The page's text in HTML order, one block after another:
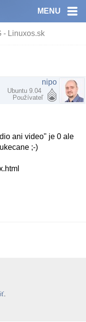
MENU
- Linuxos.sk
nipo
Ubuntu 9.04
Používateľ
ani video" je 0 ale
;-)